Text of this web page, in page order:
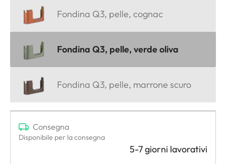
Fondina Q3, pelle, cognac
Fondina Q3, pelle, verde oliva
Fondina Q3, pelle, marrone scuro
Consegna
Disponibile per la consegna
5-7 giorni lavorativi